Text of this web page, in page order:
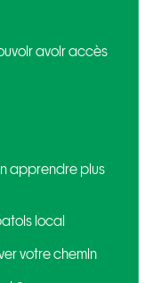
avoir accès
apprendre plus
local
votre chemin